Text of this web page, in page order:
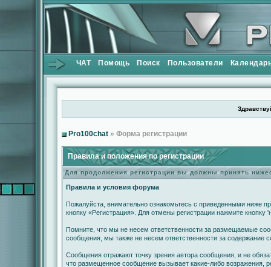
ЧАТ Помощь Поиск Пользователи
Pro100chat » Форма регистрации
Правила и положения по регистрации
Для продолжения регистрации вы должны принять
Правила и условия форума
Пожалуйста, внимательно ознакомьтесь с приведенными ниже
кнопку «Регистрация». Для отмены регистрации нажмите кнопку
Помните, что мы не несем ответственности за размещаемые
сообщения, мы также не несем ответственности за содержание
Сообщения отражают точку зрения автора сообщения, и не
что размещенное сообщение вызывает какие-либо возражения,